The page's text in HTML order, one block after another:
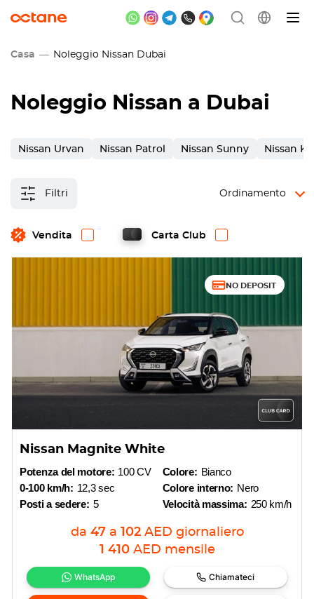
Casa Noleggio Nissan Dubai
Noleggio Nissan a Dubai
Nissan Urvan Nissan Patrol Nissan Sunny Nissan
Filtri
Vendita Carta Club
Ordinamento
NO DEPOSIT
Nissan Magnite White
Potenza del motore: 100 CV
0-100 km/h: 12,3 sec
Posti a sedere: 5
Colore: Bianco
Colore interno: Nero
Velocità massima: 250 km/h
da 47 a 102 AED giornaliero
1 410 AED mensile
WhatsApp Chiamateci